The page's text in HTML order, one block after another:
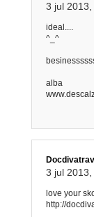
3 jul
ideal....
^_^
alba
3 jul
love your
http://